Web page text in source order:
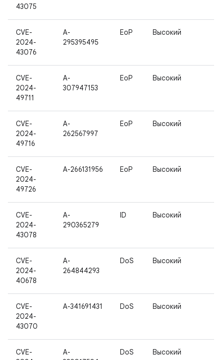
43075
CVE-
2024-
43076
A-
295395495
EoP Высокий
CVE-
2024-
49711
A-
307947153
EoP Высокий
CVE-
2024-
49716
A-
262567997
EoP Высокий
CVE-
2024-
49726
A-266131956 EoP Высокий
CVE-
2024-
43078
A-
290365279
ID Высокий
CVE-
2024-
40678
A-
264844293
DoS Высокий
CVE-
2024-
43070
A-341691431 DoS Высокий
CVE-
A-
DoS Высокий